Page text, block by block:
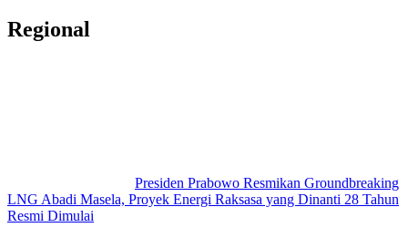
Regional
Presiden Prabowo Resmikan Groundbreaking
LNG Abadi Masela, Proyek Energi Raksasa yang Dinanti 28 Tahun
Resmi Dimulai